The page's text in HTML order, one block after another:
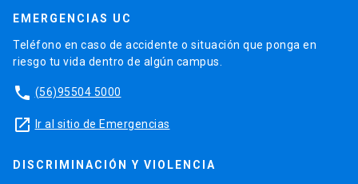
EMERGENCIAS UC
Teléfono en caso de accidente o situación que ponga en
riesgo tu vida dentro de algún campus.
phone (56)95504 5000
launch Ir al sitio de Emergencias
DISCRIMINACIÓN Y VIOLENCIA